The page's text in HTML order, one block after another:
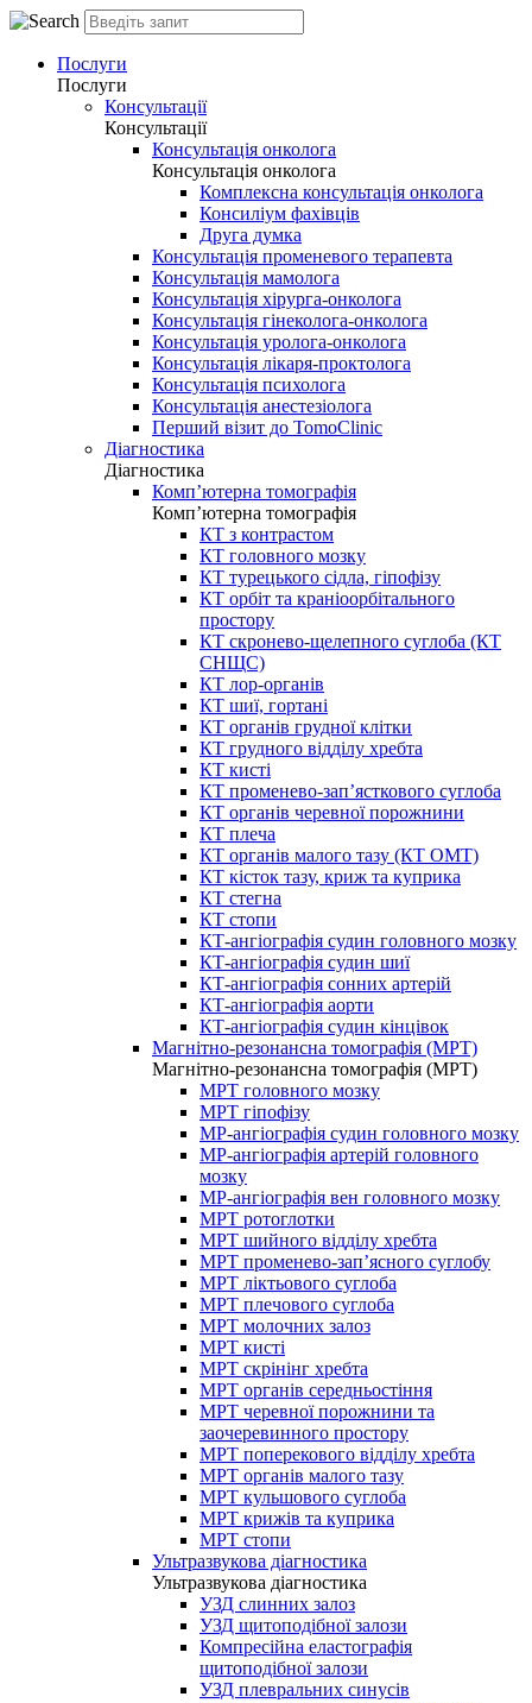
Послуги
Послуги
Консультації
Консультації
Консультація онколога
Консультація онколога
Комплексна консультація онколога
Консиліум фахівців
Друга думка
Консультація променевого терапевта
Консультація мамолога
Консультація хірурга-онколога
Консультація гінеколога-онколога
Консультація уролога-онколога
Консультація лікаря-проктолога
Консультація психолога
Консультація анестезіолога
Перший візит до TomoClinic
Діагностика
Діагностика
Комп’ютерна томографія
Комп’ютерна томографія
КТ з контрастом
КТ головного мозку
КТ турецького сідла, гіпофізу
КТ орбіт та краніоорбітального
простору
КТ скронево-щелепного суглоба (КТ
СНЩС)
КТ лор-органів
КТ шиї, гортані
КТ органів грудної клітки
КТ грудного відділу хребта
КТ кисті
КТ променево-зап’ясткового суглоба
КТ органів черевної порожнини
КТ плеча
КТ органів малого тазу (КТ ОМТ)
КТ кісток тазу, криж та куприка
КТ стегна
КТ стопи
КТ-ангіографія судин головного мозку
КТ-ангіографія судин шиї
КТ-ангіографія сонних артерій
КТ-ангіографія аорти
КТ-ангіографія судин кінцівок
Магнітно-резонансна томографія (МРТ)
Магнітно-резонансна томографія (МРТ)
МРТ головного мозку
МРТ гіпофізу
МР-ангіографія судин головного мозку
МР-ангіографія артерій головного
мозку
МР-ангіографія вен головного мозку
МРТ ротоглотки
МРТ шийного відділу хребта
МРТ променево-зап’ясного суглобу
МРТ ліктьового суглоба
МРТ плечового суглоба
МРТ молочних залоз
МРТ кисті
МРТ скрінінг хребта
МРТ органів середньостіння
МРТ черевної порожнини та
заочеревинного простору
МРТ поперекового відділу хребта
МРТ органів малого тазу
МРТ кульшового суглоба
МРТ крижів та куприка
МРТ стопи
Ультразвукова діагностика
Ультразвукова діагностика
УЗД слинних залоз
УЗД щитоподібної залози
Компресійна еластографія
щитоподібної залози
УЗД плевральних синусів